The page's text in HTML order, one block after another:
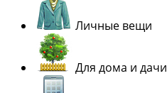
Личные вещи
Для дома и дачи